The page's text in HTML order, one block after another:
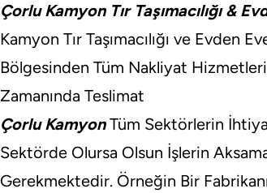
Çorlu Kamyon Tır Taşımacılığı &
Kamyon Tır Taşımacılığı ve Evden
Bölgesinden Tüm Nakliyat
Zamanında Teslimat
Çorlu KamyonTüm Sektörlerin
Sektörde Olursa Olsun İşlerin
Gerekmektedir. Örneğin Bir